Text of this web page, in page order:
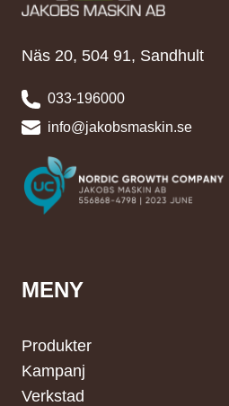
Näs 20, 504 91, Sandhult
033-196000
info@jakobsmaskin.se
MENY
Produkter
Kampanj
Verkstad